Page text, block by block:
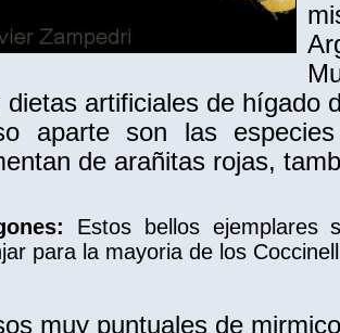
dietas artificiales de hígado
aparte son las
de arañitas rojas,
Estos bellos ejemplares
para la mayoria de los
muy puntuales de